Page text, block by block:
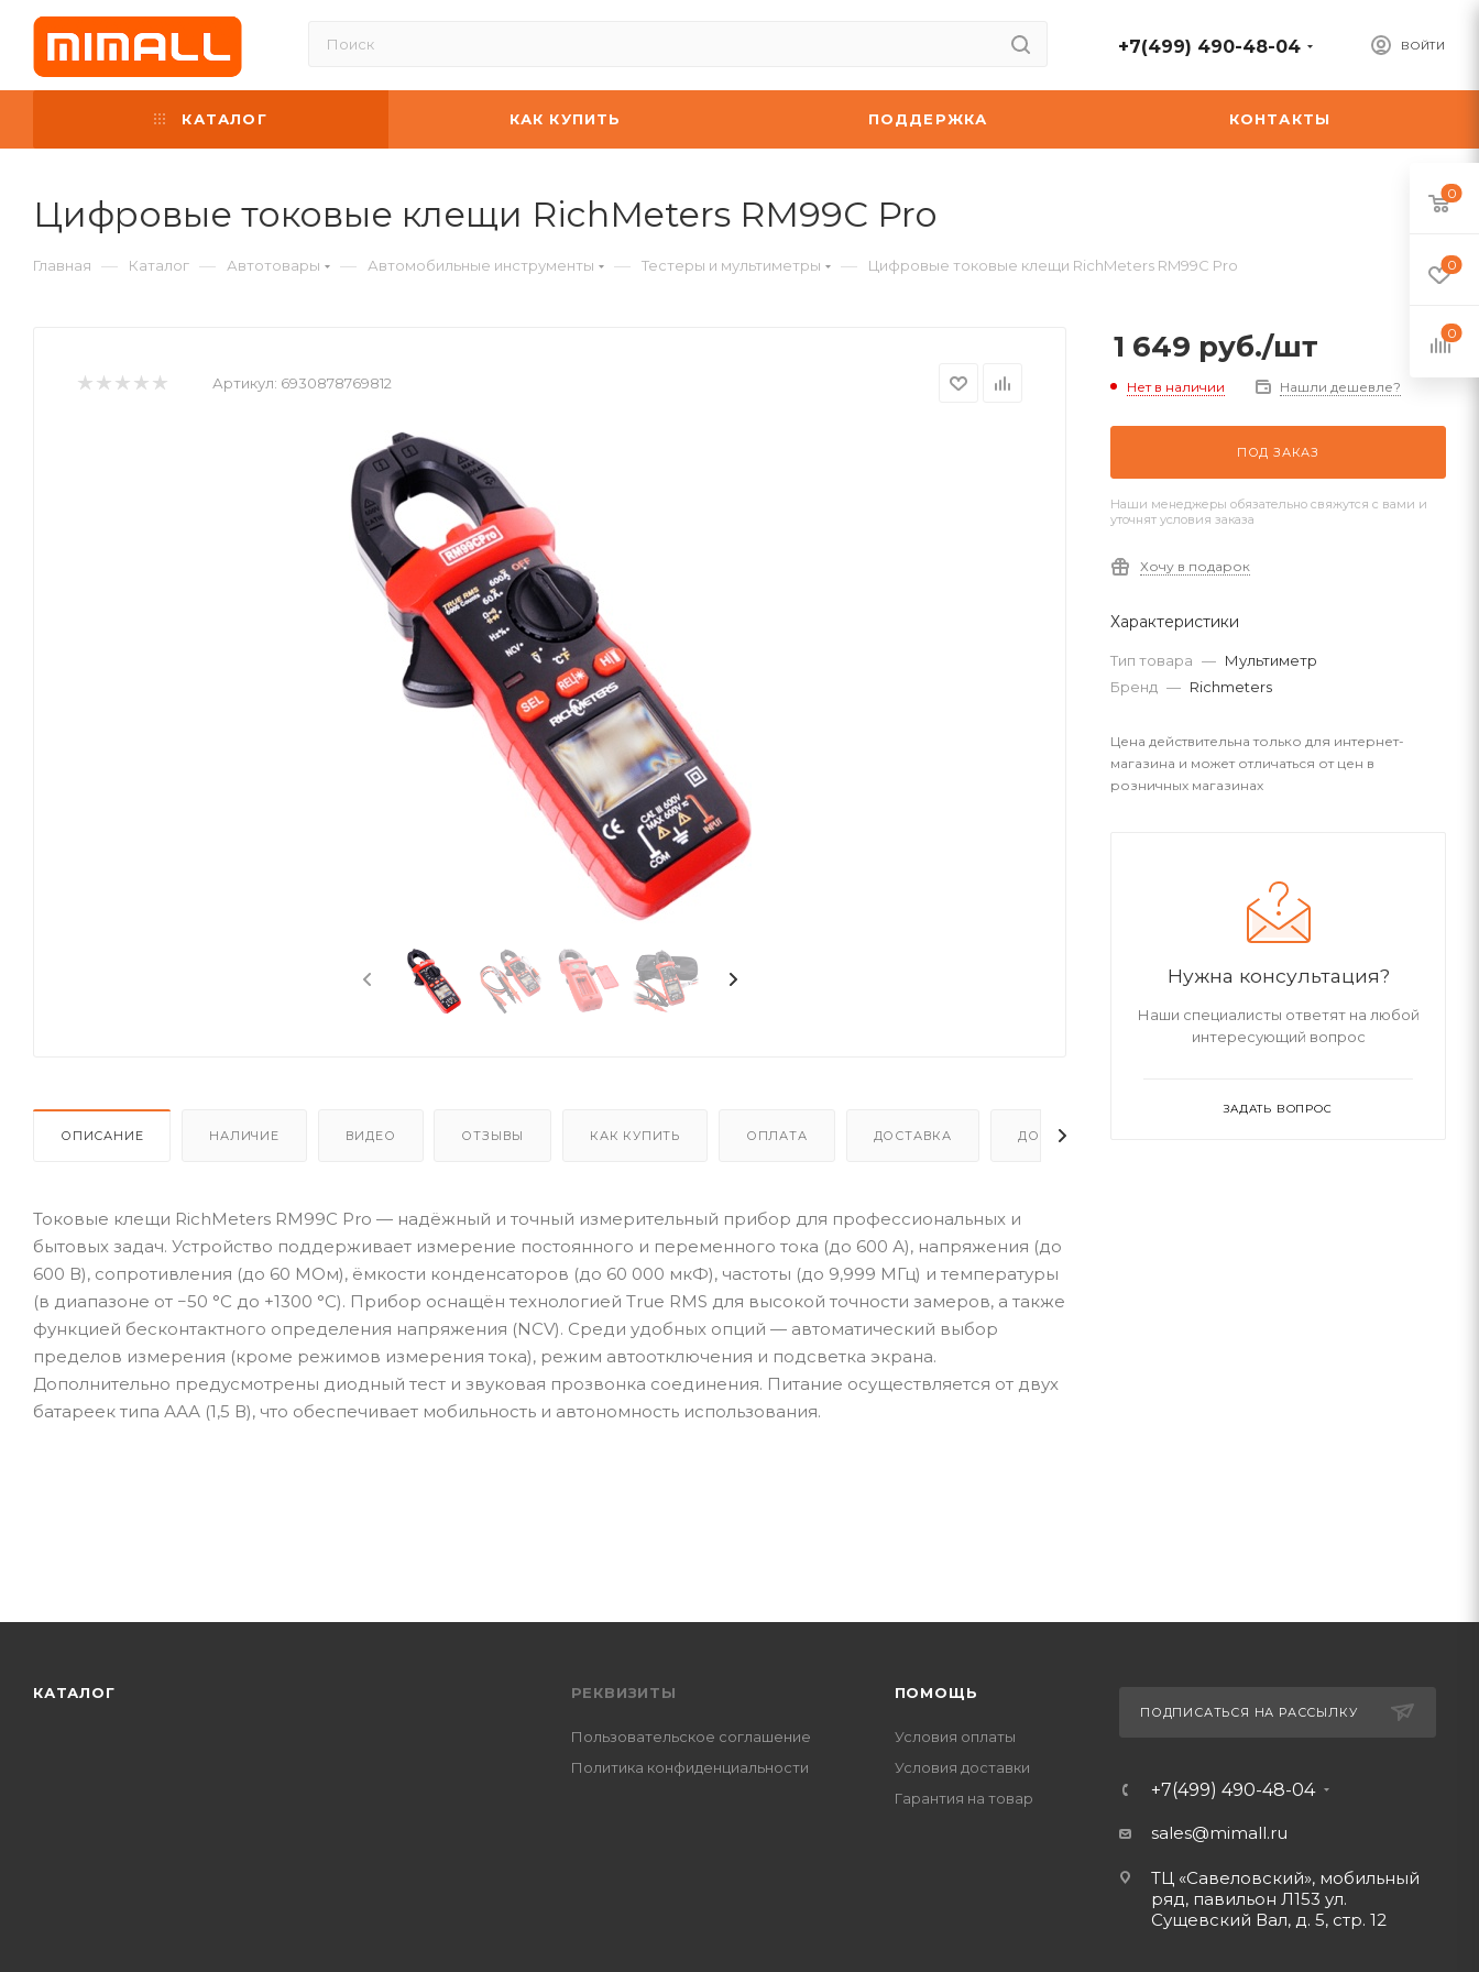
ВОЙТИ
+7(499) 490-48-04
КАТАЛОГ КАК КУПИТЬ ПОДДЕРЖКА КОНТАКТЫ
Цифровые токовые клещи RichMeters RM99C Pro
Главная — Каталог — Автотовары — Автомобильные инструменты — Тестеры и мультиметры — Цифровые токовые клещи RichMeters RM99C Pro
Артикул: 6930878769812
ОПИСАНИЕ НАЛИЧИЕ ВИДЕО ОТЗЫВЫ КАК КУПИТЬ ОПЛАТА ДОСТАВКА ДОПОЛНИТЕЛЬНО
Токовые клещи RichMeters RM99C Pro — надёжный и точный измерительный прибор для профессиональных и
бытовых задач. Устройство поддерживает измерение постоянного и переменного тока (до 600 А), напряжения (до
600 В), сопротивления (до 60 МОм), ёмкости конденсаторов (до 60 000 мкФ), частоты (до 9,999 МГц) и температуры
(в диапазоне от −50 °C до +1300 °C). Прибор оснащён технологией True RMS для высокой точности замеров, а также
функцией бесконтактного определения напряжения (NCV). Среди удобных опций — автоматический выбор
пределов измерения (кроме режимов измерения тока), режим автоотключения и подсветка экрана.
Дополнительно предусмотрены диодный тест и звуковая прозвонка соединения. Питание осуществляется от двух
батареек типа ААА (1,5 В), что обеспечивает мобильность и автономность использования.
1 649 руб./шт
Нет в наличии Нашли дешевле?
ПОД ЗАКАЗ
Наши менеджеры обязательно свяжутся с вами и
уточнят условия заказа
Хочу в подарок
Характеристики
Тип товара — Мультиметр
Бренд — Richmeters
Цена действительна только для интернет-
магазина и может отличаться от цен в
розничных магазинах
Нужна консультация?
Наши специалисты ответят на любой
интересующий вопрос
ЗАДАТЬ ВОПРОС
КАТАЛОГ РЕКВИЗИТЫ
Пользовательское соглашение
Политика конфиденциальности
ПОМОЩЬ
Условия оплаты
Условия доставки
Гарантия на товар
ПОДПИСАТЬСЯ НА РАССЫЛКУ
+7(499) 490-48-04
sales@mimall.ru
ТЦ «Савеловский», мобильный
ряд, павильон Л153 ул.
Сущевский Вал, д. 5, стр. 12
0
0
0